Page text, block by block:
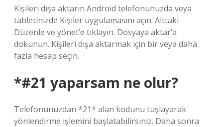
Kişileri dışa aktarın Android telefonunuzda veya
tabletinizde Kişiler uygulamasını açın. Alttaki
Düzenle ve yönet’e tıklayın. Dosyaya aktar’a
dokunun. Kişileri dışa aktarmak için bir veya daha
fazla hesap seçin.
*#21 yaparsam ne olur?
Telefonunuzdan *21* alan kodunu tuşlayarak
yönlendirme işlemini başlatabilirsiniz. Daha sonra